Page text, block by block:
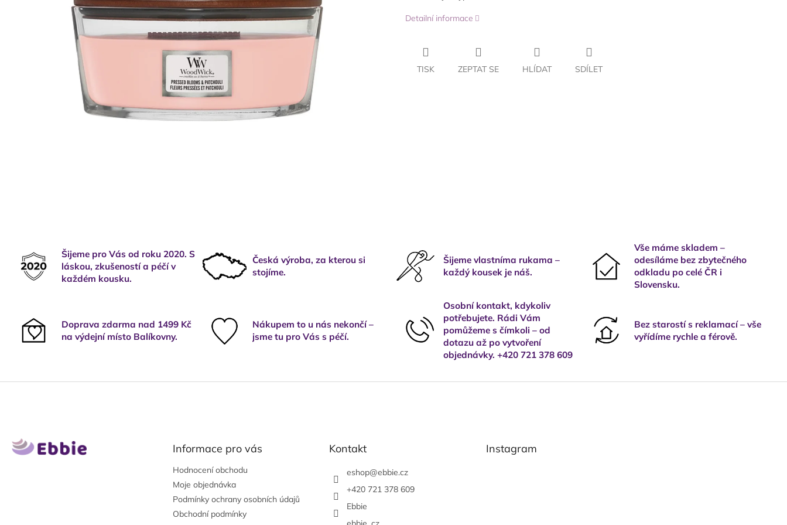
Detailní informace
TISK ZEPTAT SE HLÍDAT SDÍLET
Šijeme pro Vás od roku 2020. S
láskou, zkušeností a péčí v
každém kousku.
Česká výroba, za kterou si
stojíme.
Šijeme vlastníma rukama –
každý kousek je náš.
Vše máme skladem –
odesíláme bez zbytečného
odkladu po celé ČR i
Slovensku.
Doprava zdarma nad 1499 Kč
na výdejní místo Balíkovny.
Nákupem to u nás nekončí –
jsme tu pro Vás s péčí.
Osobní kontakt, kdykoliv
potřebujete. Rádi Vám
pomůžeme s čímkoli – od
dotazu až po vytvoření
objednávky. +420 721 378 609
Bez starostí s reklamací – vše
vyřídíme rychle a férově.
Informace pro vás
Hodnocení obchodu
Moje objednávka
Podmínky ochrany osobních údajů
Obchodní podmínky
Kontakt
eshop@ebbie.cz
+420 721 378 609
Ebbie
Instagram